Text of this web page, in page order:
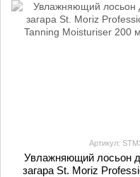
Артикул:
Увлажняющий лосьон
загара St. Moriz